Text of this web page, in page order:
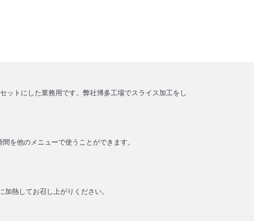
ットにした業務用です。弊社博多工場でスライス加工をし
を他のメニューで使うことができます。
熱してお召し上がりください。